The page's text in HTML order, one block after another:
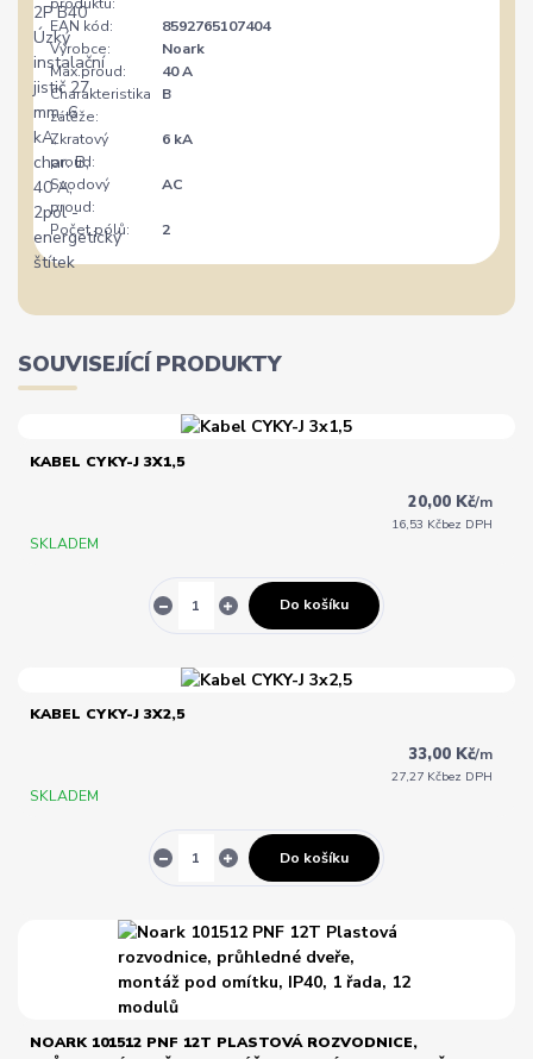
EAN kód:
8592765107404
Výrobce:
Noark
Max.proud:
40 A
Charakteristika
zátěže:
B
Zkratový
proud:
6 kA
Svodový
proud:
AC
Počet pólů: 2
SOUVISEJÍCÍ PRODUKTY
KABEL CYKY-J 3X1,5
20,00 Kč/m
16,53 Kčbez DPH
SKLADEM
Do košíku
KABEL CYKY-J 3X2,5
33,00 Kč/m
27,27 Kčbez DPH
SKLADEM
Do košíku
NOARK 101512 PNF 12T PLASTOVÁ ROZVODNICE,